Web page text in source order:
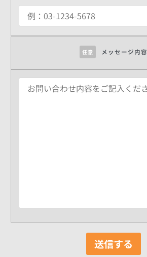
任意 メッセージ内容